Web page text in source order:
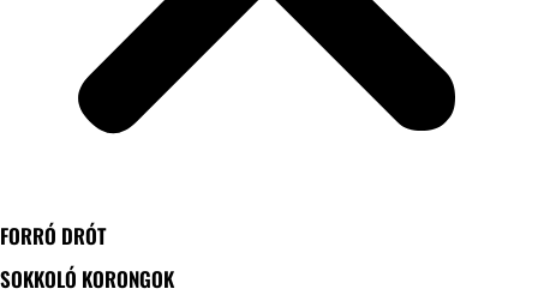
FORRÓ DRÓT
SOKKOLÓ KORONGOK